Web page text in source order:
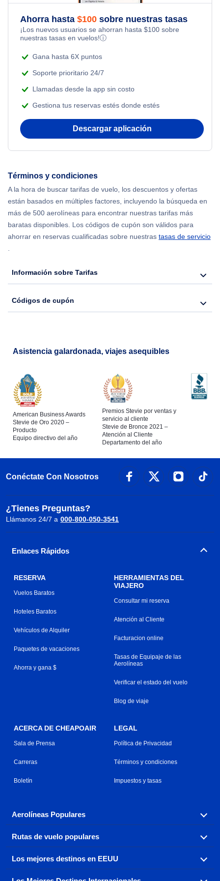
Flights Under $49
Flights Under $99
Flights Under $199
Flights from Toronto to Shanghai
Flights from Nueva York to Tel Aviv
Flights from Nueva York to Atenas
Flights from Shanghai to Nueva York
Flights from Delhi to Nueva York
Flights from Chicago to Delhi
Flights from Nueva York to Seúl
Flights from Nueva York to Barcelona
Romantic Vacations
Adventure Vacations
Beach Vacations
Ahorra hasta $100 sobre nuestras tasas
¡Los nuevos usuarios se ahorran hasta $100 sobre
nuestras tasas en vuelos!ⓘ
Gana hasta 6X puntos
Soporte prioritario 24/7
Llamadas desde la app sin costo
Gestiona tus reservas estés donde estés
Descargar aplicación
Términos y condiciones
A la hora de buscar tarifas de vuelo, los descuentos y ofertas
están basados en múltiples factores, incluyendo la búsqueda en
más de 500 aerolíneas para encontrar nuestras tarifas más
baratas disponibles. Los códigos de cupón son válidos para
ahorrar en reservas cualificadas sobre nuestras tasas de servicio
.
Información sobre Tarifas
Códigos de cupón
Asistencia galardonada, viajes asequibles
American Business Awards
Stevie de Oro 2020 –
Producto
Equipo directivo del año
Premios Stevie por ventas y
servicio al cliente
Stevie de Bronce 2021 –
Atención al Cliente
Departamento del año
Conéctate Con Nosotros
¿Tienes Preguntas?
Llámanos 24/7 a 000-800-050-3541
Enlaces Rápidos
RESERVA
Vuelos Baratos
Hoteles Baratos
Vehículos de Alquiler
Paquetes de vacaciones
Ahorra y gana $
HERRAMIENTAS DEL
VIAJERO
Consultar mi reserva
Atención al Cliente
Facturacion online
Tasas de Equipaje de las
Aerolíneas
Verificar el estado del vuelo
Blog de viaje
ACERCA DE CHEAPOAIR
Sala de Prensa
Carreras
Boletín
LEGAL
Política de Privacidad
Términos y condiciones
Impuestos y tasas
Aerolíneas Populares
Explora nuestras opciones de tarifas aéreas baratas por
aerolínea, con más de 500 opciones para elegir.
Aeromexico
Rutas de vuelo populares
Reserva una de nuestras rutas de vuelo más populares
con tres sencillos clics.
Los mejores destinos en EEUU